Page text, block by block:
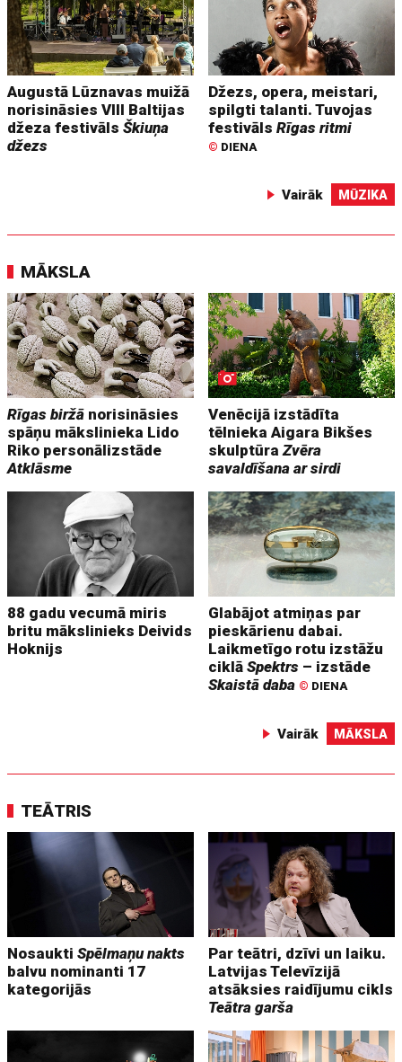
Augustā Lūznavas muižā
norisināsies VIII Baltijas
džeza festivālsŠkiuņa
džezs
Džezs, opera, meistari,
spilgti talanti. Tuvojas
festivālsRīgas ritmi
© DIENA
Vairāk MŪZIKA
MĀKSLA
Rīgas biržā norisināsies
spāņu mākslinieka Lido
Riko personālizstāde
Atklāsme
Venēcijā izstādīta
tēlnieka Aigara Bikšes
skulptūraZvēra
savaldīšana ar sirdi
88 gadu vecumā miris
britu mākslinieks Deivids
Hoknijs
Glabājot atmiņas par
pieskārienu dabai.
Laikmetīgo rotu izstāžu
ciklāSpektrs – izstāde
Skaistā daba © DIENA
Vairāk MĀKSLA
TEĀTRIS
NosauktiSpēlmaņu nakts
balvu nominanti 17
kategorijās
Par teātri, dzīvi un laiku.
Latvijas Televīzijā
atsāksies raidījumu cikls
Teātra garša